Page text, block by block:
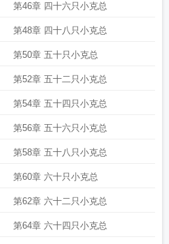
第46章 四十六只小克总
第48章 四十八只小克总
第50章 五十只小克总
第52章 五十二只小克总
第54章 五十四只小克总
第56章 五十六只小克总
第58章 五十八只小克总
第60章 六十只小克总
第62章 六十二只小克总
第64章 六十四只小克总